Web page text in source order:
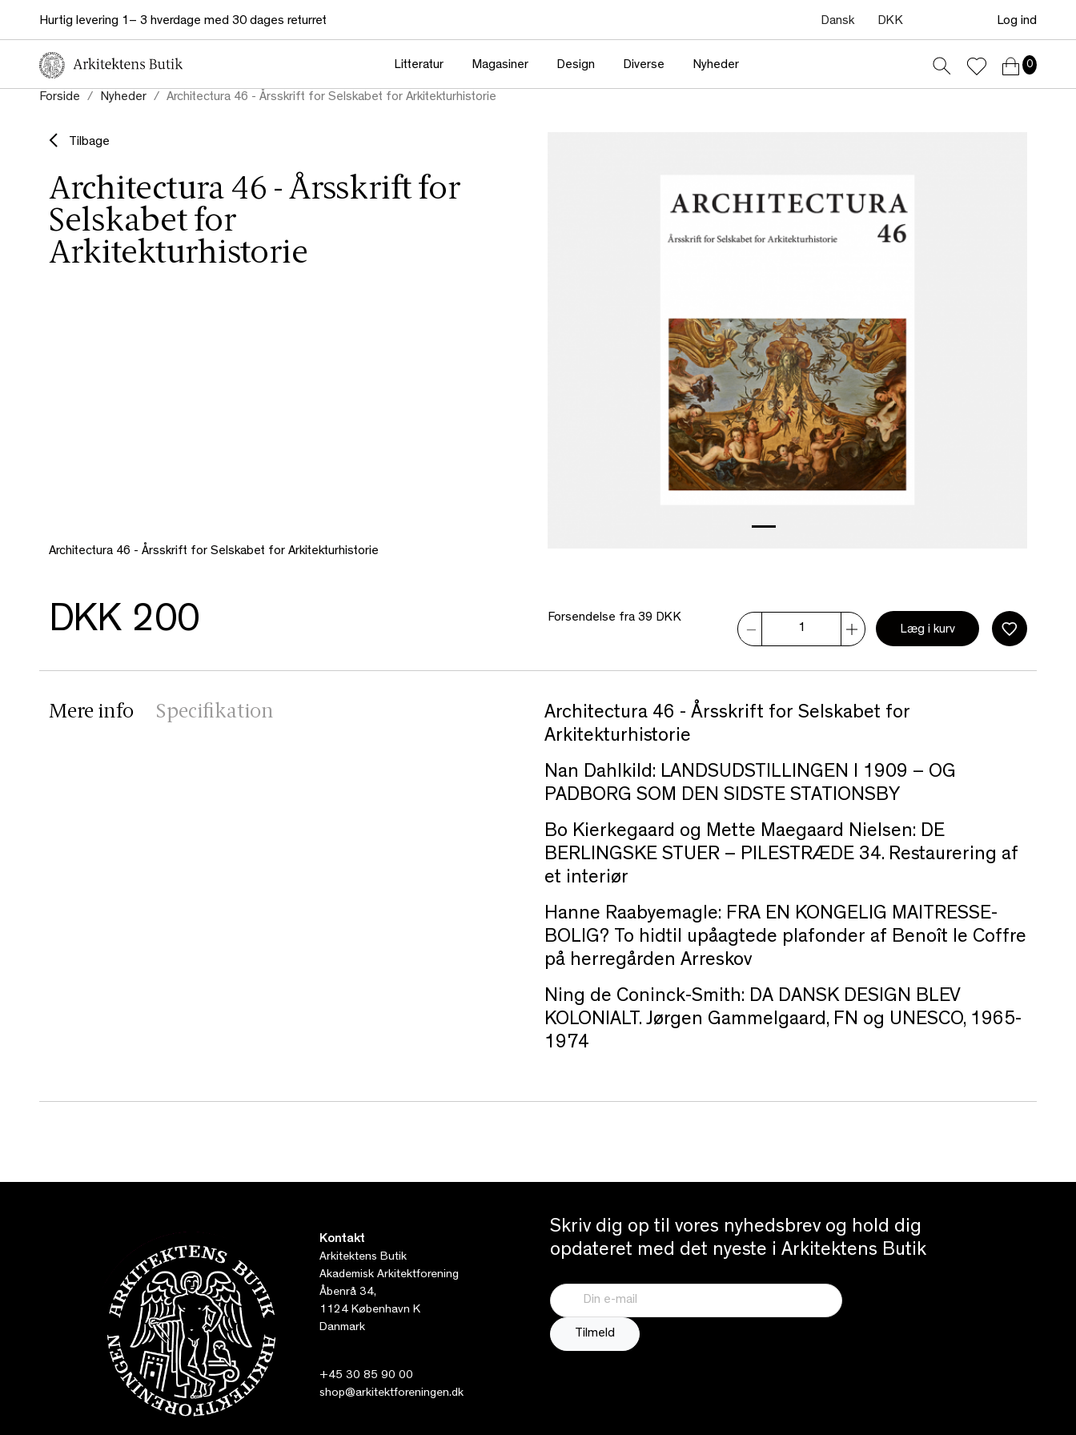
Hurtig levering 1– 3 hverdage med 30 dages returret Dansk DKK Log ind
Litteratur Magasiner Design Diverse Nyheder 0
Forside Nyheder Architectura 46 - Årsskrift for Selskabet for Arkitekturhistorie
Tilbage
Architectura 46 - Årsskrift for
Selskabet for
Arkitekturhistorie
Architectura 46 - Årsskrift for Selskabet for Arkitekturhistorie
DKK 200
Forsendelse fra 39 DKK
Læg i kurv
Mere info Specifikation
Architectura 46 - Årsskrift for Selskabet for
Arkitekturhistorie
Nan Dahlkild: LANDSUDSTILLINGEN I 1909 – OG
PADBORG SOM DEN SIDSTE STATIONSBY
Bo Kierkegaard og Mette Maegaard Nielsen: DE
BERLINGSKE STUER – PILESTRÆDE 34. Restaurering af
et interiør
Hanne Raabyemagle: FRA EN KONGELIG MAITRESSE-
BOLIG? To hidtil upåagtede plafonder af Benoît le Coffre
på herregården Arreskov
Ning de Coninck-Smith: DA DANSK DESIGN BLEV
KOLONIALT. Jørgen Gammelgaard, FN og UNESCO, 1965-
1974
Kontakt
Arkitektens Butik
Akademisk Arkitektforening
Åbenrå 34,
1124 København K
Danmark
+45 30 85 90 00
shop@arkitektforeningen.dk
Skriv dig op til vores nyhedsbrev og hold dig
opdateret med det nyeste i Arkitektens Butik